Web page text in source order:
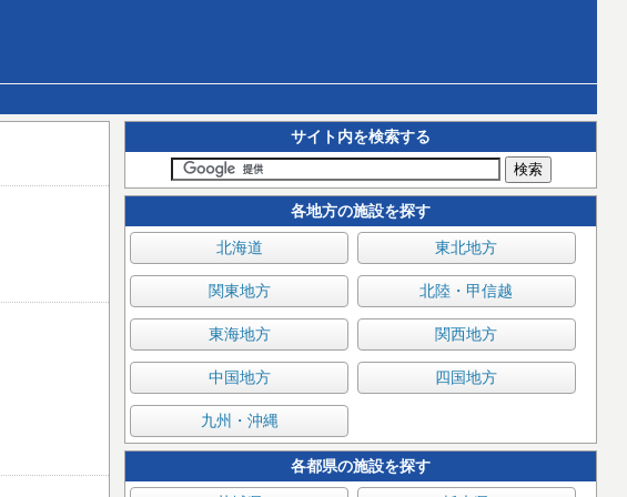
サイト内を検索する
各地方の施設を探す
北海道 東北地方
関東地方 北陸・甲信越
東海地方 関西地方
中国地方 四国地方
九州・沖縄
各都県の施設を探す